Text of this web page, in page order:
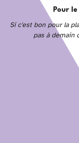
Pour
Si c'est bon pour la
pas à demain